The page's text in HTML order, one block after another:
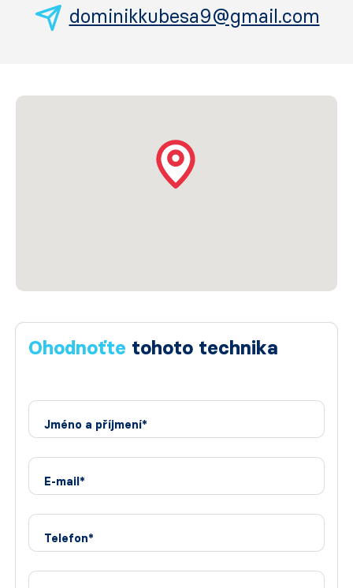
dominikkubesa9@gmail.com
Ohodnoťte tohoto technika
Jméno a příjmení*
E-mail*
Telefon*